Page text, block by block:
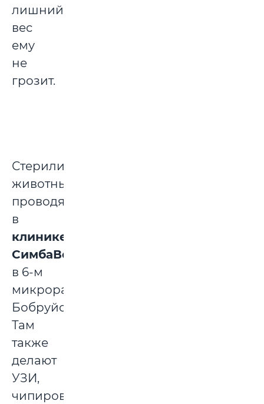
лишний
вес
ему
не
грозит.
Стерилизацию
животным
проводят
в
клинике
СимбаВет
в 6-м
микрорайоне
Бобруйска.
Там
также
делают
УЗИ,
чипирование